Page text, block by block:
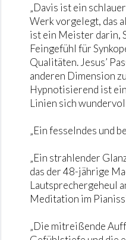
„Davis ist ein
Werk vorgelegt, das
ist ein Meister darin,
Feingefühl für
Qualitäten. Jesus’
anderen Dimension
Hypnotisierend ist
Linien sich
„Ein fesselndes und
„Ein strahlender
das der 48-jährige
Lautsprechergeheul
Meditation im
„Die mitreißende